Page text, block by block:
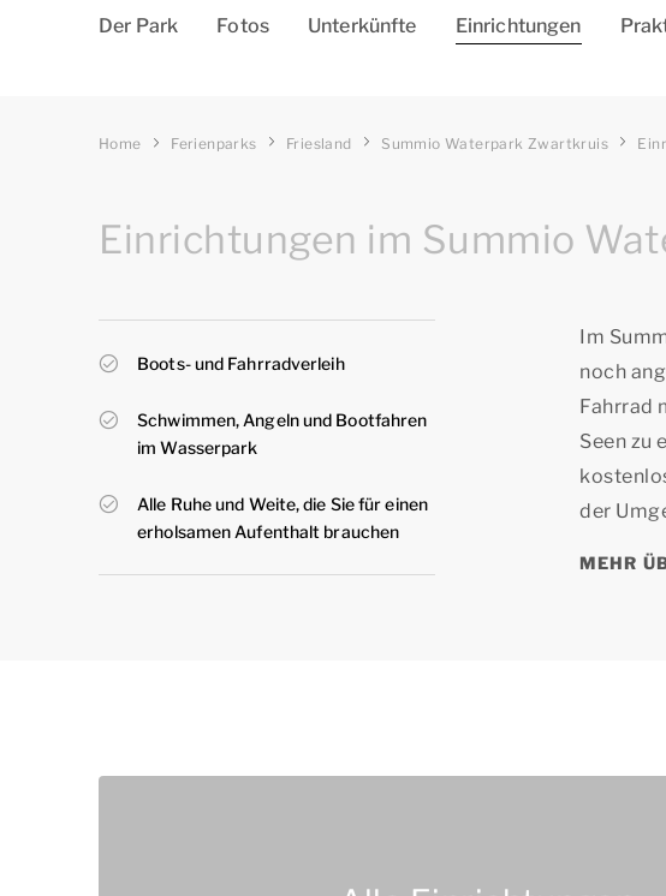
Der Park Fotos Un­ter­kün­fte Einrichtungen
Home Ferienparks Friesland Summio Waterpark Zwartkruis
Einrichtungen im Summio
Boots- und Fahrradverleih
Schwimmen, Angeln und Bootfahren
im Wasserpark
Alle Ruhe und Weite, die Sie für einen
erholsamen Aufenthalt brauchen
Im
noch
Fahrrad
Seen zu
der
MEHR